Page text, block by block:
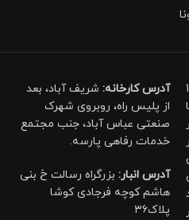
آدرس کارخانه: شریف آباد، بعد
از پلیس راه، روبروی شهرک
صنعتی عباس آباد، جنب مجتمع
خدمات رفاهی پارسه.
آدرس انبار: بزرگراه رسالت خ بنی
هاشم کوچه فرجادی کوشا
پلاک۳۶